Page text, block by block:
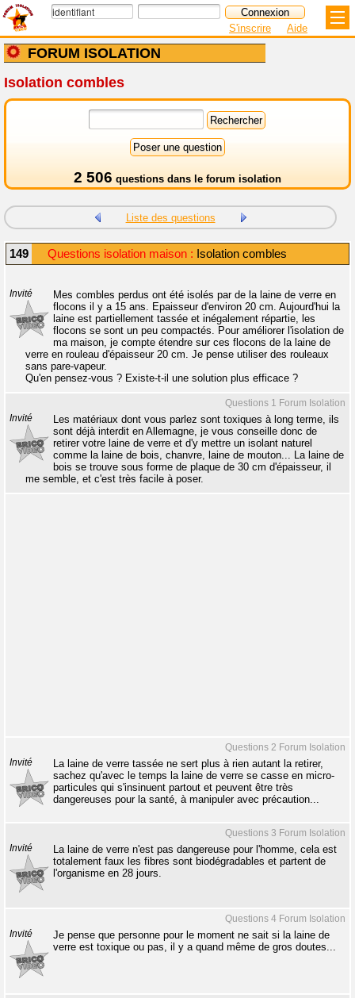
FORUM ISOLATION
S'inscrire Aide
Isolation combles
2 506 questions dans le forum isolation
Liste des questions
149 Questions isolation maison : Isolation combles
Invité
Mes combles perdus ont été isolés par de la laine de verre en
flocons il y a 15 ans. Epaisseur d'environ 20 cm. Aujourd'hui la
laine est partiellement tassée et inégalement répartie, les
flocons se sont un peu compactés. Pour améliorer l'isolation de
ma maison, je compte étendre sur ces flocons de la laine de
verre en rouleau d'épaisseur 20 cm. Je pense utiliser des rouleaux
sans pare-vapeur.
Qu'en pensez-vous ? Existe-t-il une solution plus efficace ?
Questions 1 Forum Isolation
Invité
Les matériaux dont vous parlez sont toxiques à long terme, ils
sont déjà interdit en Allemagne, je vous conseille donc de
retirer votre laine de verre et d'y mettre un isolant naturel
comme la laine de bois, chanvre, laine de mouton... La laine de
bois se trouve sous forme de plaque de 30 cm d'épaisseur, il
me semble, et c'est très facile à poser.
Questions 2 Forum Isolation
Invité
La laine de verre tassée ne sert plus à rien autant la retirer,
sachez qu'avec le temps la laine de verre se casse en micro-
particules qui s'insinuent partout et peuvent être très
dangereuses pour la santé, à manipuler avec précaution...
Questions 3 Forum Isolation
Invité
La laine de verre n'est pas dangereuse pour l'homme, cela est
totalement faux les fibres sont biodégradables et partent de
l'organisme en 28 jours.
Questions 4 Forum Isolation
Invité
Je pense que personne pour le moment ne sait si la laine de
verre est toxique ou pas, il y a quand même de gros doutes...